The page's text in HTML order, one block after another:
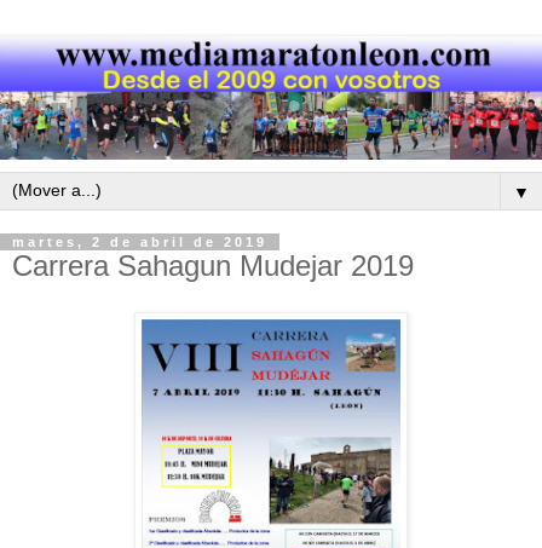
▼
martes, 2 de abril de 2019
Carrera Sahagun Mudejar 2019